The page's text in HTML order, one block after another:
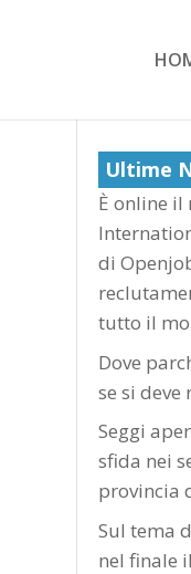
Ultime
È online il
di
tutto il
Dove
se si deve
Seggi
sfida nei
provincia
Sul tema
nel finale